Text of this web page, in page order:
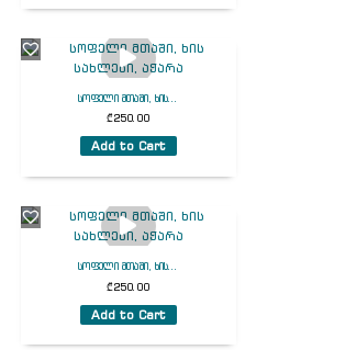
სოფელი მთაში, ხის...
₾250.00
Add to Cart
სოფელი მთაში, ხის...
₾250.00
Add to Cart